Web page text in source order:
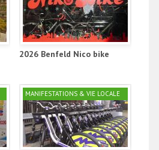
2026 Benfeld Nico bike
MANIFESTATIONS & VIE LOCALE